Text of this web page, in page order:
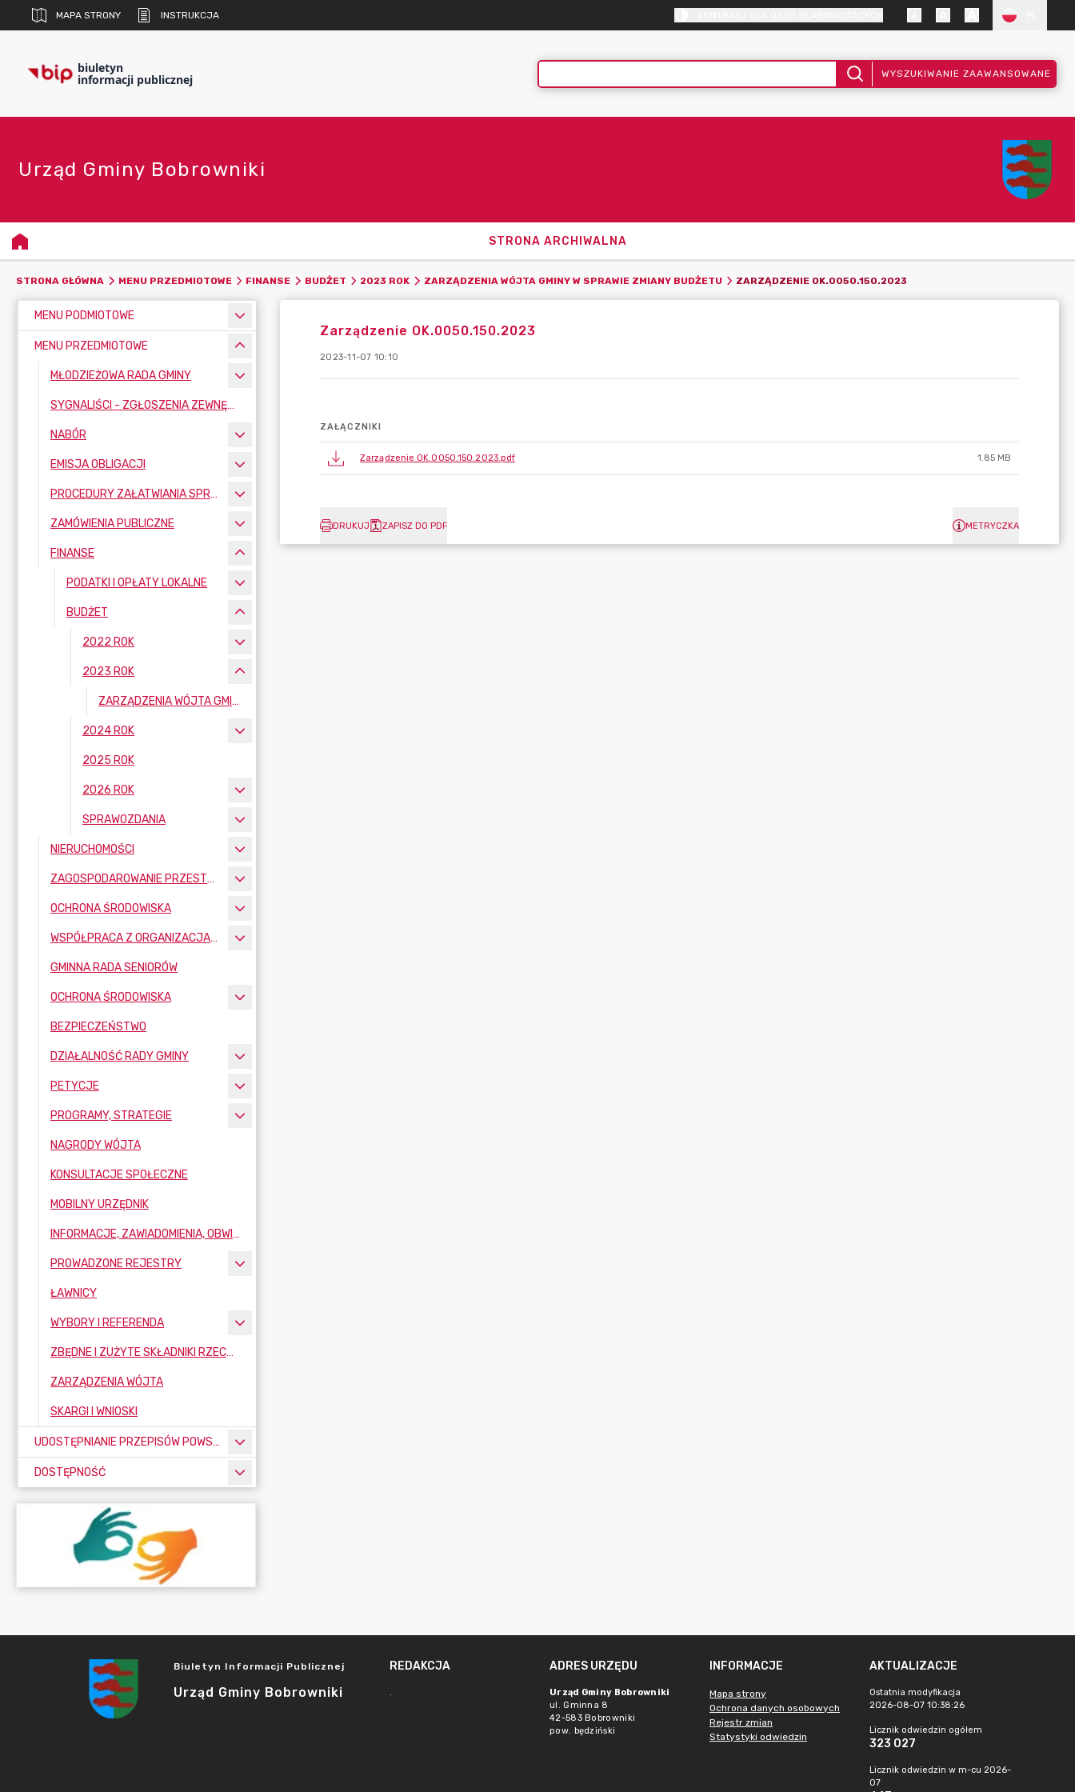
MAPA STRONY INSTRUKCJA
biuletyn
informacji publicznej WYSZUKIWANIE ZAAWANSOWANE
Urząd Gminy Bobrowniki
STRONA ARCHIWALNA
STRONA GŁÓWNA MENU PRZEDMIOTOWE FINANSE BUDŻET 2023 ROK ZARZĄDZENIA WÓJTA GMINY W SPRAWIE ZMIANY BUDŻETU ZARZĄDZENIE OK.0050.150.2023
MENU PODMIOTOWE
MENU PRZEDMIOTOWE
MŁODZIEŻOWA RADA GMINY
SYGNALIŚCI - ZGŁOSZENIA ZEWNĘTRZNE
NABÓR
EMISJA OBLIGACJI
PROCEDURY ZAŁATWIANIA SPRAW
ZAMÓWIENIA PUBLICZNE
FINANSE
PODATKI I OPŁATY LOKALNE
BUDŻET
2022 ROK
2023 ROK
ZARZĄDZENIA WÓJTA GMINY W SPRAWIE ZMIANY BUDŻETU
2024 ROK
2025 ROK
2026 ROK
SPRAWOZDANIA
NIERUCHOMOŚCI
ZAGOSPODAROWANIE PRZESTRZENNE
OCHRONA ŚRODOWISKA
WSPÓŁPRACA Z ORGANIZACJAMI POZARZĄDOWYMI
GMINNA RADA SENIORÓW
OCHRONA ŚRODOWISKA
BEZPIECZEŃSTWO
DZIAŁALNOŚĆ RADY GMINY
PETYCJE
PROGRAMY, STRATEGIE
NAGRODY WÓJTA
KONSULTACJE SPOŁECZNE
MOBILNY URZĘDNIK
INFORMACJE, ZAWIADOMIENIA, OBWIESZCZENIA
PROWADZONE REJESTRY
ŁAWNICY
WYBORY I REFERENDA
ZBĘDNE I ZUŻYTE SKŁADNIKI RZECZOWE MAJĄTKU RUCHOMEGO
ZARZĄDZENIA WÓJTA
SKARGI I WNIOSKI
UDOSTĘPNIANIE PRZEPISÓW POWSZECHNIE OBOWIĄZUJĄCYCH
DOSTĘPNOŚĆ
Zarządzenie OK.0050.150.2023
2023-11-07 10:10
ZAŁĄCZNIKI
Zarządzenie OK.0050.150.2023.pdf 1.85 MB
DRUKUJ ZAPISZ DO PDF METRYCZKA
Biuletyn Informacji Publicznej
Urząd Gminy Bobrowniki
REDAKCJA
.
ADRES URZĘDU
Urząd Gminy Bobrowniki
ul. Gminna 8
42-583 Bobrowniki
pow. będziński
INFORMACJE
Mapa strony
Ochrona danych osobowych
Rejestr zmian
Statystyki odwiedzin
AKTUALIZACJE
Ostatnia modyfikacja
2026-08-07 10:38:26
Licznik odwiedzin ogółem
323 027
Licznik odwiedzin w m-cu 2026-
07